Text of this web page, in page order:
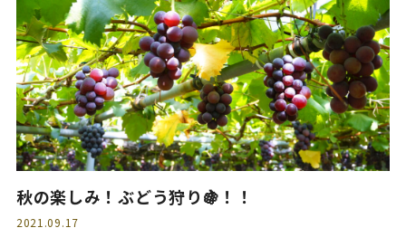
秋の楽しみ！ぶどう狩り🍇！！
2021.09.17